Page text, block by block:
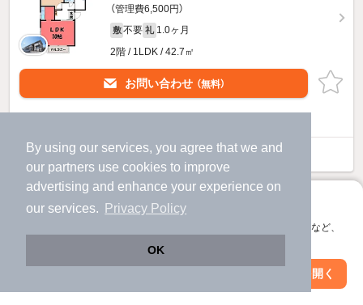
By using our services, you agree that we and
our partners use cookies to improve
advertising and enhance your experience on
our services.
Privacy Policy
OK
アプリに切り替えて、サクサクお部屋探し
会員登録なしですぐ使える。マップ検索やお気に入り保存など、
アプリを開く
（管理費6,500円）
敷 不要 礼 1.0ヶ月
2階 / 1LDK / 42.7㎡
お問い合わせ （無料）
ステラハウスAのすべての部屋を見る
絞り込み条件を変更